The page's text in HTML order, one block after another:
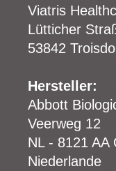
Viatris
Lütticher
53842
Hersteller:
Abbott
Veerweg 12
NL - 8121 AA
Niederlande